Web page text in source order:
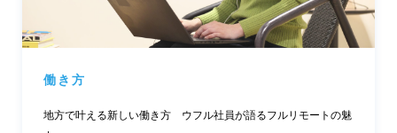
働き方
地方で叶える新しい働き方 ウフル社員が語るフルリモートの魅